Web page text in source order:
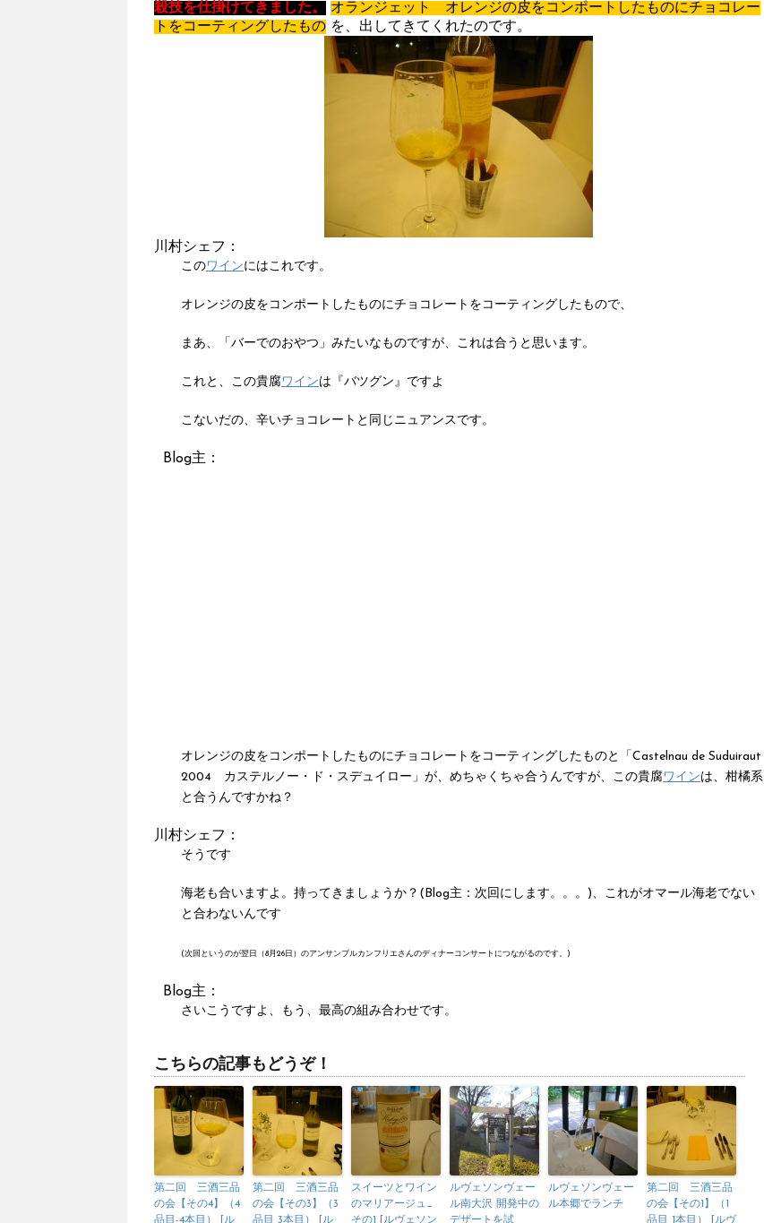
殺技を仕掛けてきました。
オランジェット オレンジの皮をコンポートしたものにチョコレー
トをコーティングしたもの を、出してきてくれたのです。
川村シェフ：
このワインにはこれです。
オレンジの皮をコンポートしたものにチョコレートをコーティングしたもので、
まあ、「バーでのおやつ」みたいなものですが、これは合うと思います。
これと、この貴腐ワインは『バツグン』ですよ
こないだの、辛いチョコレートと同じニュアンスです。
Blog主：
オレンジの皮をコンポートしたものにチョコレートをコーティングしたものと「Castelnau de Suduiraut
2004 カステルノー・ド・スデュイロー」が、めちゃくちゃ合うんですが、この貴腐ワインは、柑橘系
と合うんですかね？
川村シェフ：
そうです
海老も合いますよ。持ってきましょうか？(Blog主：次回にします。。。)、これがオマール海老でない
と合わないんです
(次回というのが翌日（8月26日）のアンサンブルカンフリエさんのディナーコンサートにつながるのです。)
Blog主：
さいこうですよ、もう、最高の組み合わせです。
こちらの記事もどうぞ！
第二回 三酒三品
の会【その4】（4
品目-4本目） [ル
第二回 三酒三品
の会【その3】（3
品目 3本目） [ル
スイーツとワイン
のマリアージュ_
その1 [ルヴェソン
ルヴェソンヴェー
ル南大沢 開発中の
デザートを試
ルヴェソンヴェー
ル本郷でランチ
第二回 三酒三品
の会【その1】（1
品目 1本目） [ルヴ